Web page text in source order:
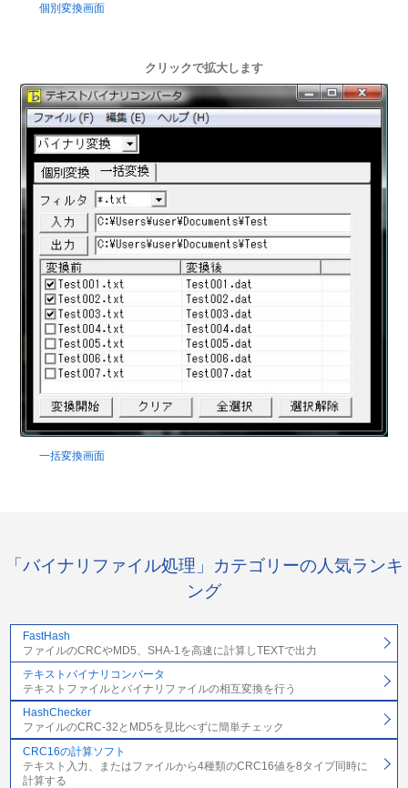
個別変換画面
クリックで拡大します
一括変換画面
「バイナリファイル処理」カテゴリーの人気ランキ
ング
FastHash
ファイルのCRCやMD5、SHA-1を高速に計算しTEXTで出力
テキストバイナリコンバータ
テキストファイルとバイナリファイルの相互変換を行う
HashChecker
ファイルのCRC-32とMD5を見比べずに簡単チェック
CRC16の計算ソフト
テキスト入力、またはファイルから4種類のCRC16値を8タイプ同時に
計算する